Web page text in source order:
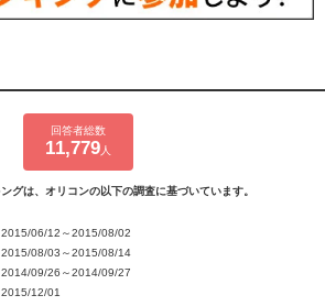
回答者総数
11,779 人
グは、オリコンの以下の調査に基づいています。
2015/06/12～2015/08/02
2015/08/03～2015/08/14
2014/09/26～2014/09/27
2015/12/01